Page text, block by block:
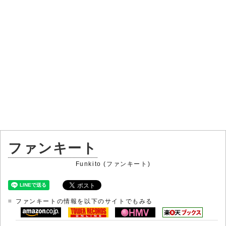
ファンキート
Funkito (ファンキート)
ファンキートの情報を以下のサイトでもみる